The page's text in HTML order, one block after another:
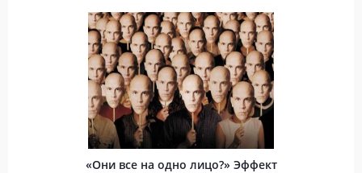
«Они все на одно лицо?» Эффект